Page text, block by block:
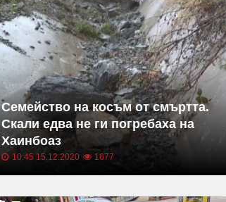
Семейство на косъм от смъртта.
Скали едва не ги погребаха на
Хаинбоаз
10:45 15.12.2020 1677